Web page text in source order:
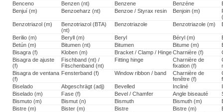
Benceno Benzen (nt) Benzene Benzéne
Benjuí (m)
Benzoeharz (nt) Benzoe / Styrax resin Benjoin (m)
Benzotriazol (m)
Benzotriazol (BTA)
(nt)
Benzotriazole Benzotriazole (m)
Berilio (m) Beryll (m) Beryl Béryl (m)
Betún (m)
Bitumen (nt) Bitumen Bitume (m)
Bisagra (f)
Kloben (m) Bracket / Clamp / Hinge Charnière (f)
Bisagra de ajuste
(f)
Fischband (nt) /
Fitschenband (nt)
Fitting hinge
Charnière de
fixation (f)
Bisagra de ventana
(f)
Fensterband (f) Window ribbon / band
Charnière de
fenêtre (f)
Biselado
Abgeschrägt (adj) Bevelled Incliné
Biselado (m)
Fase (f) Bevel / Chamfer Angle biseauté
Bismuto (m)
Bismut (n) Bismuth Bismuth (m)
Bistre (m)
Bister (m) Bistre Bistre (m)